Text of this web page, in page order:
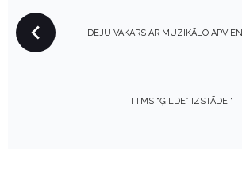
P
O
DEJU VAKARS AR MUZIKĀLO
TTMS “ĢILDE” IZSTĀDE